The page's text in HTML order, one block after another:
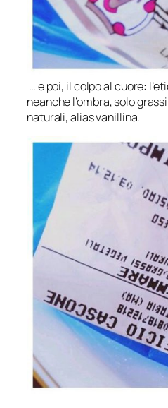
… e poi, il colpo al cuore:
neanche l’ombra, solo
naturali, alias vanillina.